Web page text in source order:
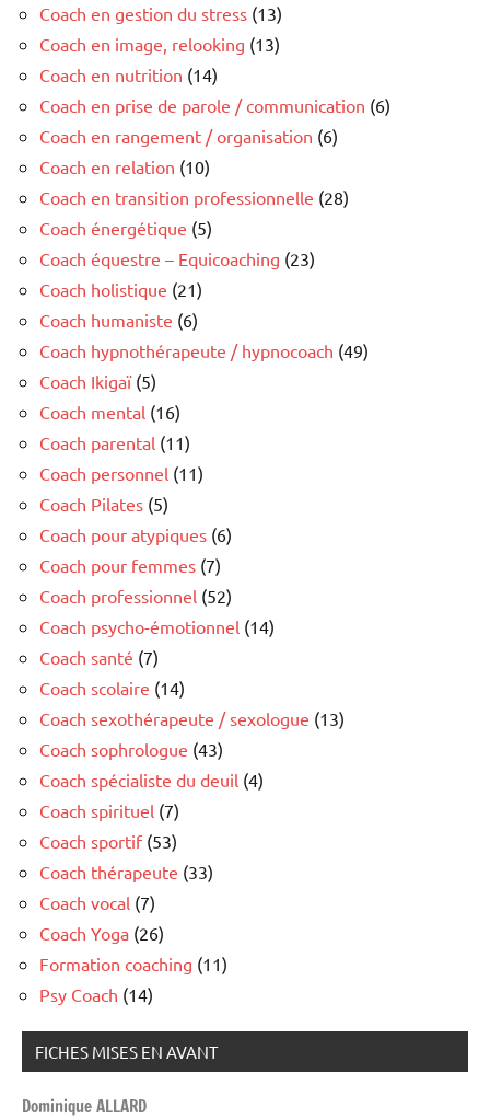
Coach en gestion du stress (13)
Coach en image, relooking (13)
Coach en nutrition (14)
Coach en prise de parole / communication (6)
Coach en rangement / organisation (6)
Coach en relation (10)
Coach en transition professionnelle (28)
Coach énergétique (5)
Coach équestre – Equicoaching (23)
Coach holistique (21)
Coach humaniste (6)
Coach hypnothérapeute / hypnocoach (49)
Coach Ikigaï(5)
Coach mental (16)
Coach parental (11)
Coach personnel (11)
Coach Pilates (5)
Coach pour atypiques (6)
Coach pour femmes (7)
Coach professionnel (52)
Coach psycho-émotionnel (14)
Coach santé (7)
Coach scolaire (14)
Coach sexothérapeute / sexologue (13)
Coach sophrologue (43)
Coach spécialiste du deuil (4)
Coach spirituel (7)
Coach sportif(53)
Coach thérapeute (33)
Coach vocal (7)
Coach Yoga (26)
Formation coaching (11)
Psy Coach (14)
FICHES MISES EN AVANT
Dominique ALLARD